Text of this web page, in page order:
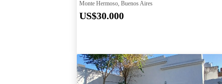
Monte Hermoso, Buenos Aires
US$30.000